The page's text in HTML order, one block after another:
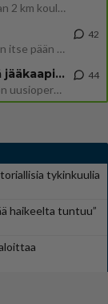
Hesarissa päivitellään lapset joutuu nyt kulkemaan 2 km kouluun jösses. Ruostefillarilla tuo matka menee vaikka miten äk
Mutta mies vain tuijottaa, siinä vaiheessa käännän itse pään pois. Mikä juttu? Yleensä jos joku tuijottaa tai katsoo, hä
42
Uusioperheen aikuiset lapset tyhjentää jääkaapin käydessään
Miten selvittäisitte seuraavan ongelman, meillä on uusioperhe, minulla teini-ikäiset lapset ja puolisolla aikuiset, jotk
44
tykinkuulia
haikeelta tuntuu”